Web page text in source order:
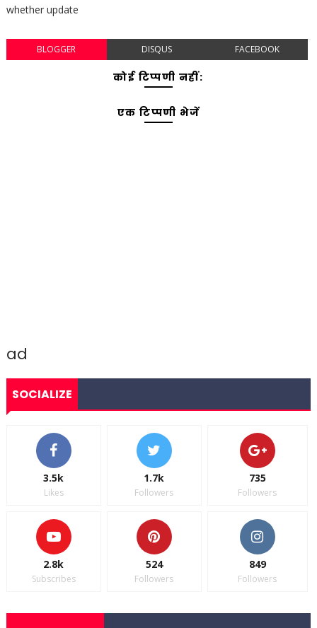
whether update
BLOGGER DISQUS FACEBOOK
कोई टिप्पणी नहीं:
एक टिप्पणी भेजें
ad
SOCIALIZE
3.5k
Likes
1.7k
Followers
735
Followers
2.8k
Subscribes
524
Followers
849
Followers